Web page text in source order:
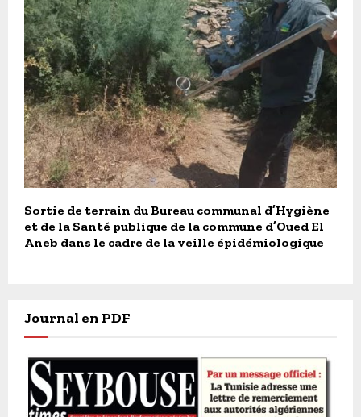
Sortie de terrain du Bureau communal d’Hygiène
et de la Santé publique de la commune d’Oued El
Aneb dans le cadre de la veille épidémiologique
Journal en PDF